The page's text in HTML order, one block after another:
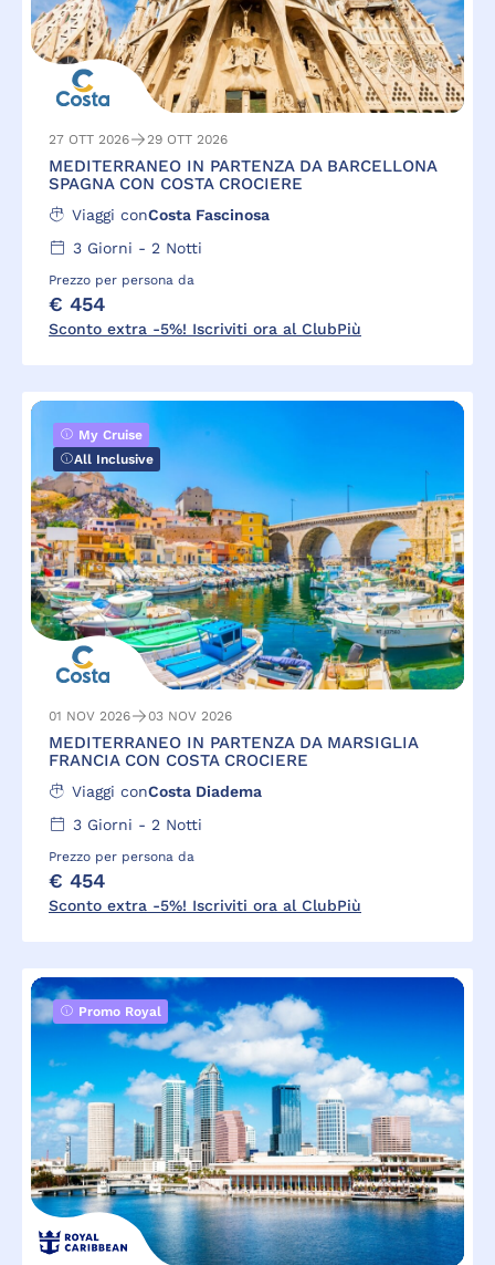
27 OTT 2026 29 OTT 2026
MEDITERRANEO IN PARTENZA DA BARCELLONA
SPAGNA CON COSTA CROCIERE
Viaggi conCosta Fascinosa
3Giorni - 2 Notti
Prezzo per persona da
€ 454
Sconto extra -5%! Iscriviti ora al ClubPiù
My Cruise
All Inclusive
01 NOV 2026 03 NOV 2026
MEDITERRANEO IN PARTENZA DA MARSIGLIA
FRANCIA CON COSTA CROCIERE
Viaggi conCosta Diadema
3Giorni - 2 Notti
Prezzo per persona da
€ 454
Sconto extra -5%! Iscriviti ora al ClubPiù
Promo Royal